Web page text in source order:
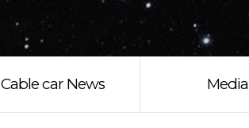
Cable car News Media